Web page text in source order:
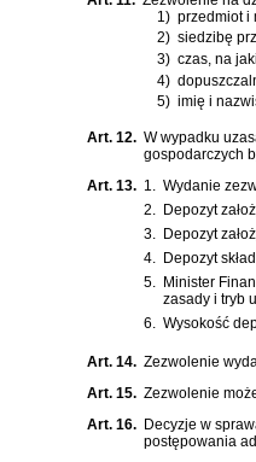
1) przedmiot i
2) siedzibę
3) czas, na
4)
5) imię i
Art. 12. W wypadku
gospodarczych
Art. 13. 1.
Wydanie
2.
Depozyt
3.
Depozyt
4.
Depozyt
5.
Minister
zasady i tryb
6.
Wysokość
Art. 14. Zezwolenie
Art. 15. Zezwolenie
Art. 16. Decyzje w
postępowania